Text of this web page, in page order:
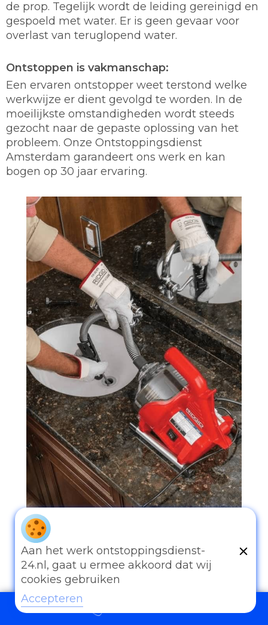
097006521500
de prop. Tegelijk wordt de leiding gereinigd en
gespoeld met water. Er is geen gevaar voor
overlast van teruglopend water.
Ontstoppen is vakmanschap:
Een ervaren ontstopper weet terstond welke
werkwijze er dient gevolgd te worden. In de
moeilijkste omstandigheden wordt steeds
gezocht naar de gepaste oplossing van het
probleem. Onze Ontstoppingsdienst
Amsterdam garandeert ons werk en kan
bogen op 30 jaar ervaring.
Aan het werk ontstoppingsdienst-
24.nl, gaat u ermee akkoord dat wij
cookies gebruiken
Accepteren